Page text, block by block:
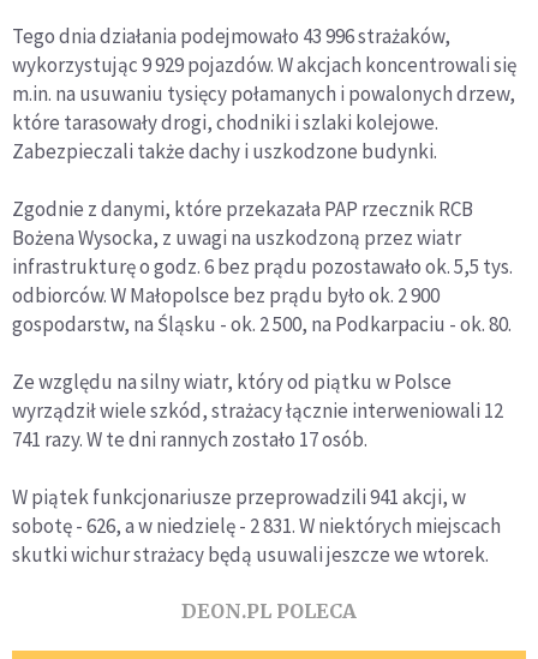
Tego dnia działania podejmowało 43 996 strażaków,
wykorzystując 9 929 pojazdów. W akcjach koncentrowali się
m.in. na usuwaniu tysięcy połamanych i powalonych drzew,
które tarasowały drogi, chodniki i szlaki kolejowe.
Zabezpieczali także dachy i uszkodzone budynki.
Zgodnie z danymi, które przekazała PAP rzecznik RCB
Bożena Wysocka, z uwagi na uszkodzoną przez wiatr
infrastrukturę o godz. 6 bez prądu pozostawało ok. 5,5 tys.
odbiorców. W Małopolsce bez prądu było ok. 2 900
gospodarstw, na Śląsku - ok. 2 500, na Podkarpaciu - ok. 80.
Ze względu na silny wiatr, który od piątku w Polsce
wyrządził wiele szkód, strażacy łącznie interweniowali 12
741 razy. W te dni rannych zostało 17 osób.
W piątek funkcjonariusze przeprowadzili 941 akcji, w
sobotę - 626, a w niedzielę - 2 831. W niektórych miejscach
skutki wichur strażacy będą usuwali jeszcze we wtorek.
DEON.PL POLECA